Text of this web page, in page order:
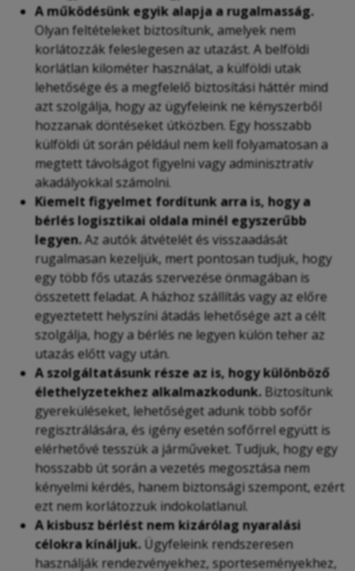
A működésünk egyik alapja a rugalmasság.
Olyan feltételeket biztosítunk, amelyek nem
korlátozzák feleslegesen az utazást. A belföldi
korlátlan kilométer használat, a külföldi utak
lehetősége és a megfelelő biztosítási háttér mind
azt szolgálja, hogy az ügyfeleink ne kényszerből
hozzanak döntéseket útközben. Egy hosszabb
külföldi út során például nem kell folyamatosan a
megtett távolságot figyelni vagy adminisztratív
akadályokkal számolni.
Kiemelt figyelmet fordítunk arra is, hogy a
bérlés logisztikai oldala minél egyszerűbb
legyen.Az autók átvételét és visszaadását
rugalmasan kezeljük, mert pontosan tudjuk, hogy
egy több fős utazás szervezése önmagában is
összetett feladat. A házhoz szállítás vagy az előre
egyeztetett helyszíni átadás lehetősége azt a célt
szolgálja, hogy a bérlés ne legyen külön teher az
utazás előtt vagy után.
A szolgáltatásunk része az is, hogy különböző
élethelyzetekhez alkalmazkodunk. Biztosítunk
gyereküléseket, lehetőséget adunk több sofőr
regisztrálására, és igény esetén sofőrrel együtt is
elérhetővé tesszük a járműveket. Tudjuk, hogy egy
hosszabb út során a vezetés megosztása nem
kényelmi kérdés, hanem biztonsági szempont, ezért
ezt nem korlátozzuk indokolatlanul.
A kisbusz bérlést nem kizárólag nyaralási
célokra kínáljuk. Ügyfeleink rendszeresen
használják rendezvényekhez, sporteseményekhez,